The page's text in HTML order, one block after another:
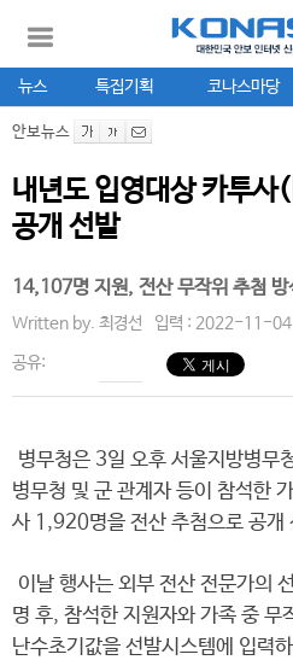
뉴스 특집기획 코나스마당
안보뉴스
내년도 입영대상 카투
공개 선발
14,107명 지원, 전산 무작위 추첨 방
Written by. 최경선 입력 : 2022-11-04
공유:
병무청은 3일 오후 서울지방병무
병무청 및 군 관계자 등이 참석한
사 1,920명을 전산 추첨으로 공개
이날 행사는 외부 전산 전문가의
명 후, 참석한 지원자와 가족 중 무
난수초기값을 선발시스템에 입력